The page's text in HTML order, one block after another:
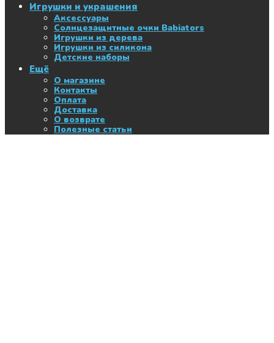
Игрушки и украшения
Аксессуары
Солнцезащитные очки Babiators
Игрушки из дерева
Игрушки из силикона
Детские наборы
Ещё
О магазине
Контакты
Оплата
Доставка
О возврате
Полезные статьи